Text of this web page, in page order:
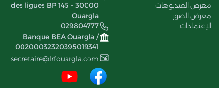
معرض الفيديوهات
معرض الصور
الإعتمادات
des ligues BP 145 - 30000
Ouargla
029804777
Banque BEA Ouargla /
00200032320395019341
secretaire@lrfouargla.com